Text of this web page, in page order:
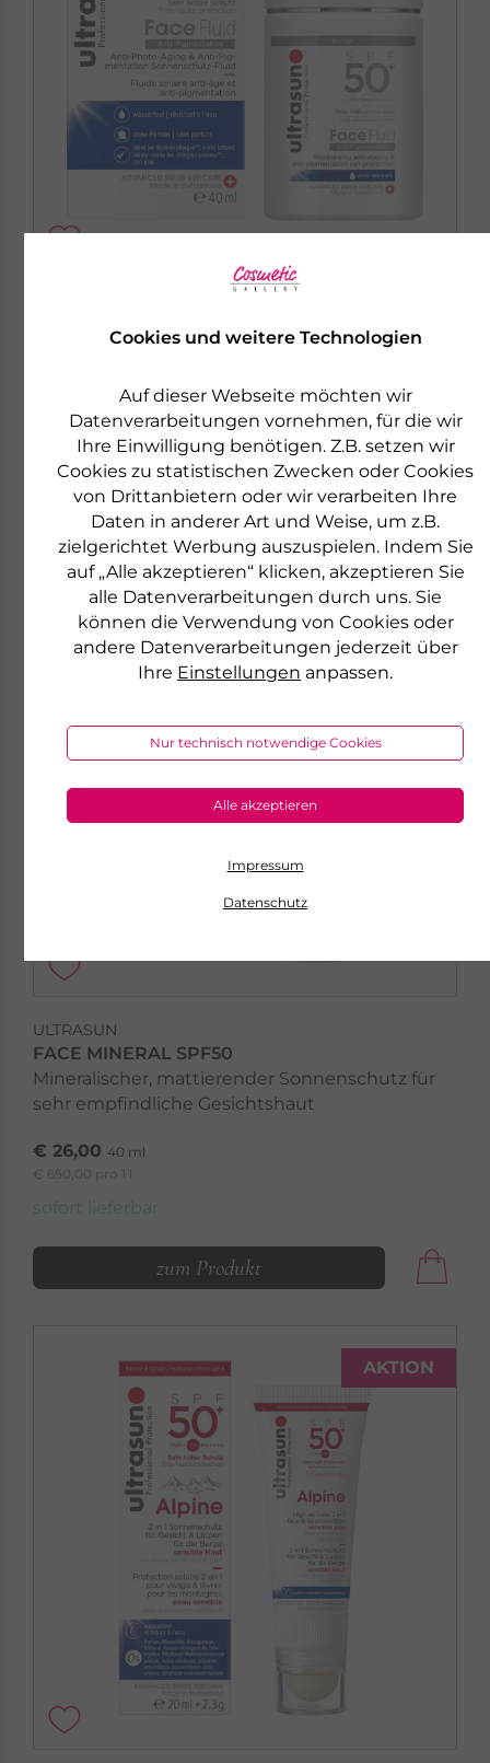
Cookies und weitere Technologien
Auf dieser Webseite möchten wir
Datenverarbeitungen vornehmen, für die wir
Ihre Einwilligung benötigen. Z.B. setzen wir
Cookies zu statistischen Zwecken oder Cookies
von Drittanbietern oder wir verarbeiten Ihre
Daten in anderer Art und Weise, um z.B.
zielgerichtet Werbung auszuspielen. Indem Sie
auf „Alle akzeptieren“ klicken, akzeptieren Sie
alle Datenverarbeitungen durch uns. Sie
können die Verwendung von Cookies oder
andere Datenverarbeitungen jederzeit über
Ihre Einstellungen anpassen.
Nur technisch notwendige Cookies
Alle akzeptieren
Impressum
Datenschutz
FACE FLUID ANTI-PIGMENTATION SPF50+
UV-Schutz Fluid mit Lichtschutzfaktor 50+
50 ml
€ 588,00 pro 1 l
sofort lieferbar
zum Produkt
AKTION
ULTRASUN
FACE MINERAL SPF50
Mineralischer, mattierender Sonnenschutz für
sehr empfindliche Gesichtshaut
€ 26,00 40 ml
€ 650,00 pro 1 l
sofort lieferbar
zum Produkt
AKTION